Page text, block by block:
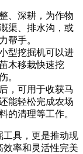
、深耕，为作物
渠、排水沟，或
帮手。
型挖掘机可以进
木移栽快速挖
。
，可用于收获马
能轻松完成农场
的清理等工作。
工具，更是推动现
率和灵活性完美